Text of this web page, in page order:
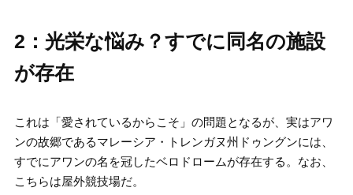
2：光栄な悩み？すでに同名の施設
が存在
これは「愛されているからこそ」の問題となるが、実はアワ
ンの故郷であるマレーシア・トレンガヌ州ドゥングンには、
すでにアワンの名を冠したベロドロームが存在する。なお、
こちらは屋外競技場だ。